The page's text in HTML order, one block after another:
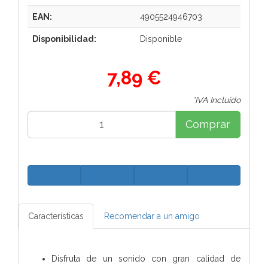
EAN: 4905524946703
Disponibilidad: Disponible
7,89 €
*IVA Incluido
Comprar
Características Recomendar a un amigo
Disfruta de un sonido con gran calidad de